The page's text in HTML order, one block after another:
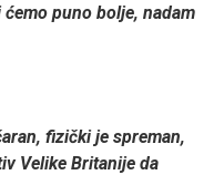
puno bolje, nadam
fizički je spreman,
Velike Britanije da